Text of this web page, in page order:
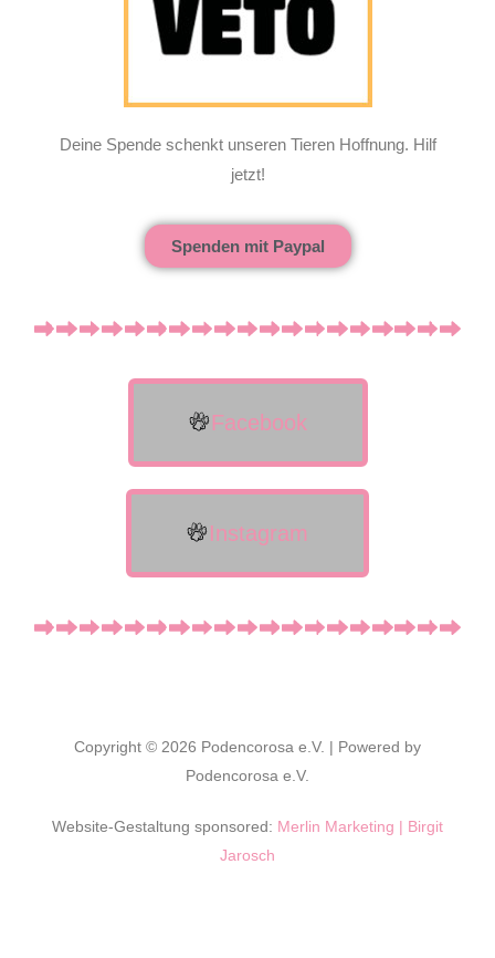
Deine Spende schenkt unseren Tieren Hoffnung. Hilf
jetzt!
Spenden mit Paypal
Facebook
Instagram
Copyright © 2026 Podencorosa e.V. | Powered by
Podencorosa e.V.
Website-Gestaltung sponsored: Merlin Marketing | Birgit
Jarosch